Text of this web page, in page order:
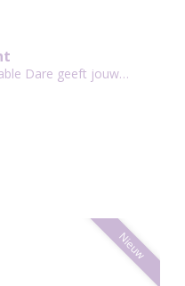
Dare geeft jouw…
Nieuw